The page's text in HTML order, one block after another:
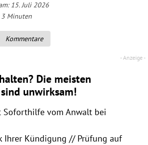
15. Juli 2026
3 Minuten
Kommentare
Die meisten
unwirksam!
Soforthilfe vom Anwalt bei
Ihrer Kündigung // Prüfung auf